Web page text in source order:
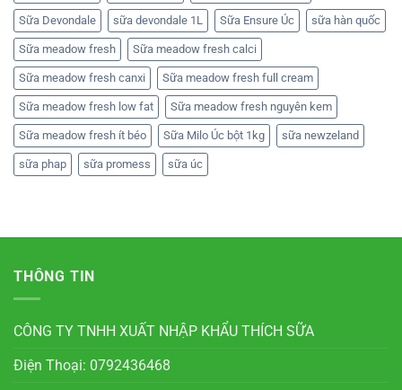
Sữa Devondale sữa devondale 1L Sữa Ensure Úc sữa hàn quốc
Sữa meadow fresh Sữa meadow fresh calci
Sữa meadow fresh canxi Sữa meadow fresh full cream
Sữa meadow fresh low fat Sữa meadow fresh nguyên kem
Sữa meadow fresh ít béo Sữa Milo Úc bột 1kg sữa newzeland
sữa phap sữa promess sữa úc
THÔNG TIN
CÔNG TY TNHH XUẤT NHẬP KHẨU THÍCH SỮA
Điện Thoại: 0792436468